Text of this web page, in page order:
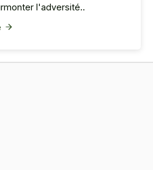
l'adversité..